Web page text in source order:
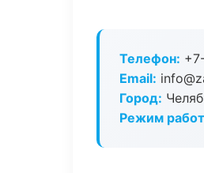
Телефон:
Email:
Город:
Режим